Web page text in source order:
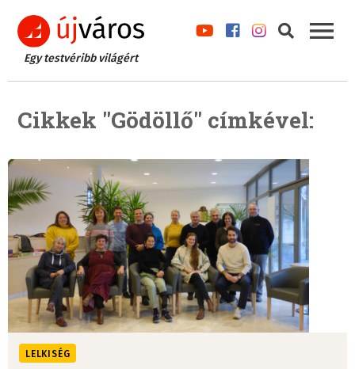
Egy testvéribb világért
Cikkek "Gödöllő" címkével:
LELKISÉG